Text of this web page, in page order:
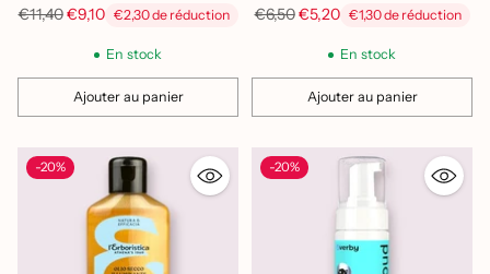
multifunzione
Prix
€11,40€9,10 €2,30 de réduction
En stock
Ajouter au panier
Quantité
Struccante Occhi Bifasico
Prix
€6,50€5,20 €1,30 de réduction
En stock
Ajouter au panier
Quantité
-20% -20%